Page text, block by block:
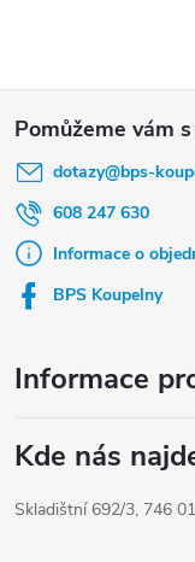
dotazy@bps-
608 247 630
Informace o
BPS Koupelny
Informace
Kde nás
Skladištní 692/3, 746